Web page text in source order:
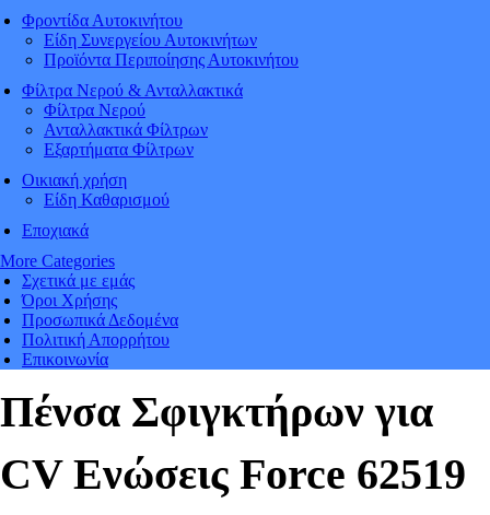
Φροντίδα Αυτοκινήτου
Είδη Συνεργείου Αυτοκινήτων
Προϊόντα Περιποίησης Αυτοκινήτου
Φίλτρα Νερού & Ανταλλακτικά
Φίλτρα Νερού
Ανταλλακτικά Φίλτρων
Εξαρτήματα Φίλτρων
Οικιακή χρήση
Είδη Καθαρισμού
Εποχιακά
More Categories
Σχετικά με εμάς
Όροι Χρήσης
Προσωπικά Δεδομένα
Πολιτική Απορρήτου
Επικοινωνία
Πένσα Σφιγκτήρων για
CV Ενώσεις Force 62519